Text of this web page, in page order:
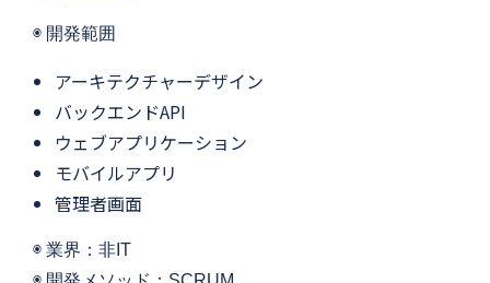
◉ 開発範囲
アーキテクチャーデザイン
バックエンドAPI
ウェブアプリケーション
モバイルアプリ
管理者画面
◉ 業界：非IT